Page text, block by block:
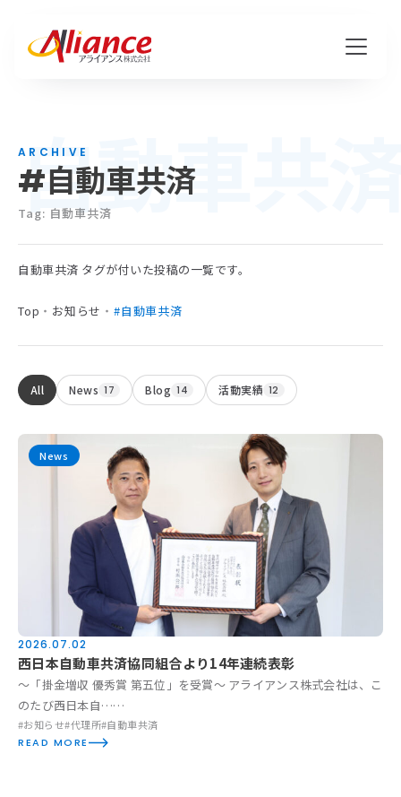
Mission・Vision・Value
会社概要
サービス
ハピワク・HR事業
保険代理店事業
お知らせ
Blog
News
採用情報
お問い合わせ
自動車共
ARCHIVE
#自動車共済
Tag: 自動車共済
自動車共済 タグが付いた投稿の一覧です。
Top ・ お知らせ ・#自動車共済
All News 17 Blog 14 活動実績 12
News
2026.07.02
西日本自動車共済協同組合より14年連続表彰
～「掛金増収 優秀賞 第五位」を受賞～ アライアンス株式会社は、こ
のたび西日本自……
#お知らせ#代理所#自動車共済
READ MORE